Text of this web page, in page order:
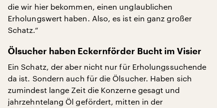
die wir hier bekommen, einen unglaublichen
Erholungswert haben. Also, es ist ein ganz großer
Schatz.“
Ölsucher haben Eckernförder Bucht im Visier
Ein Schatz, der aber nicht nur für Erholungssuchende
da ist. Sondern auch für die Ölsucher. Haben sich
zumindest lange Zeit die Konzerne gesagt und
jahrzehntelang Öl gefördert, mitten in der